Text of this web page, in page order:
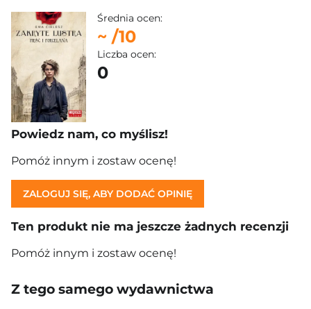
Średnia ocen:
~ /10
Liczba ocen:
0
Powiedz nam, co myślisz!
Pomóż innym i zostaw ocenę!
ZALOGUJ SIĘ, ABY DODAĆ OPINIĘ
Ten produkt nie ma jeszcze żadnych recenzji
Pomóż innym i zostaw ocenę!
Z tego samego wydawnictwa